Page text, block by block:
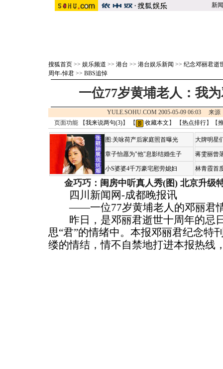
新闻
搜狐首页 >> 娱乐频道 >> 港台 >> 港台娱乐新闻 >> 纪念邓丽君逝
周年-悼君 >> BBS追悼
一位77岁黄埔老人：我
YULE.SOHU.COM 2005-05-09 06:03 来源
页面功能 【我来说两句(3)】 【 收藏本文 】 【热点排行】【
图:关咏荷产后家庭照首曝光
章子怡愿为"他"息影结婚生子
小S婆婆4千万豪宅慰劳媳妇
大牌明星
蒋雯丽曾
林青霞首
金巧巧：闺房中听真人秀(图) 北京升级
四川新闻网-成都晚报讯
——一位77岁黄埔老人的邓丽君
昨日，是邓丽君逝世十周年的忌日
思“君”的情绪中。本报邓丽君纪念特
缕的情结，情不自禁地打进本报热线